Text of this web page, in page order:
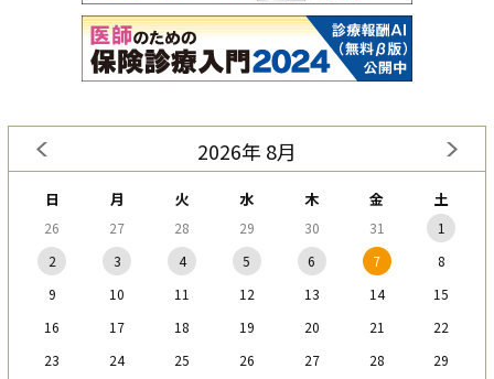
2026年 8月
日 月 火 水 木 金 土
26 27 28 29 30 31
1
2
3 4 5 6 7
8
9
10 11 12 13 14
15
16
17 18 19 20 21
22
23
24 25 26 27 28
29